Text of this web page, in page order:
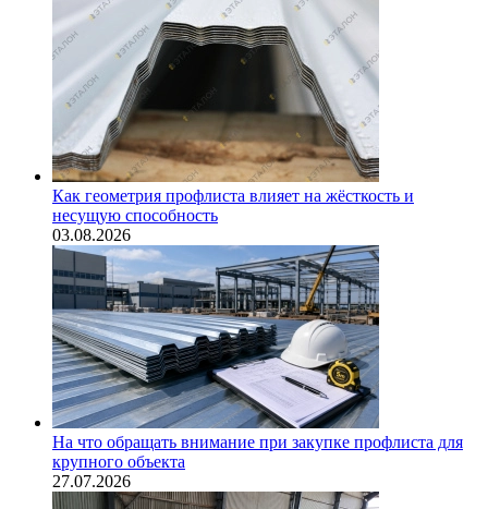
Как геометрия профлиста влияет на жёсткость и
несущую способность
03.08.2026
На что обращать внимание при закупке профлиста для
крупного объекта
27.07.2026